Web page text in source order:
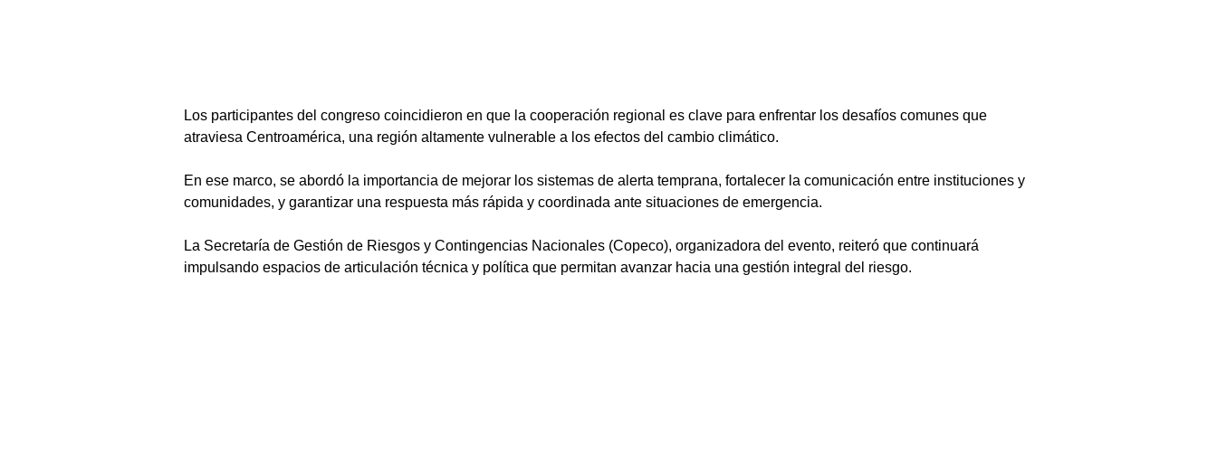
Los participantes del congreso coincidieron en que la cooperación regional es clave para enfrentar los desafíos comunes que
atraviesa Centroamérica, una región altamente vulnerable a los efectos del cambio climático.
En ese marco, se abordó la importancia de mejorar los sistemas de alerta temprana, fortalecer la comunicación entre instituciones y
comunidades, y garantizar una respuesta más rápida y coordinada ante situaciones de emergencia.
La Secretaría de Gestión de Riesgos y Contingencias Nacionales (Copeco), organizadora del evento, reiteró que continuará
impulsando espacios de articulación técnica y política que permitan avanzar hacia una gestión integral del riesgo.